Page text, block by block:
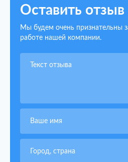
Оставить отзыв
Мы будем очень признательны
работе нашей компании.